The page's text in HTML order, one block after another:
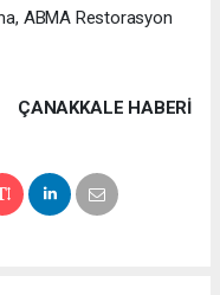
ABMA Restorasyon
ÇANAKKALE HABERİ